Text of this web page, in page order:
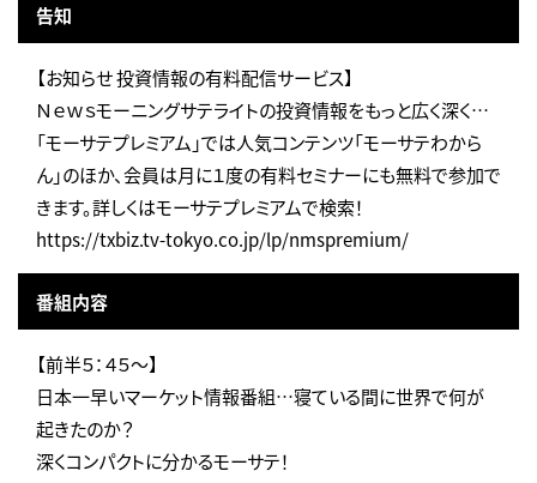
告知
【お知らせ 投資情報の有料配信サービス】
Ｎｅｗｓモーニングサテライトの投資情報をもっと広く深く…
「モーサテプレミアム」では人気コンテンツ「モーサテわから
ん」のほか、会員は月に１度の有料セミナーにも無料で参加で
きます。詳しくはモーサテプレミアムで検索！
https://txbiz.tv-tokyo.co.jp/lp/nmspremium/
番組内容
【前半５：４５～】
日本一早いマーケット情報番組…寝ている間に世界で何が
起きたのか？
深くコンパクトに分かるモーサテ！